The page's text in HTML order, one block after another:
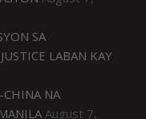
SA
LABAN KAY
CHINA NA
August 7,